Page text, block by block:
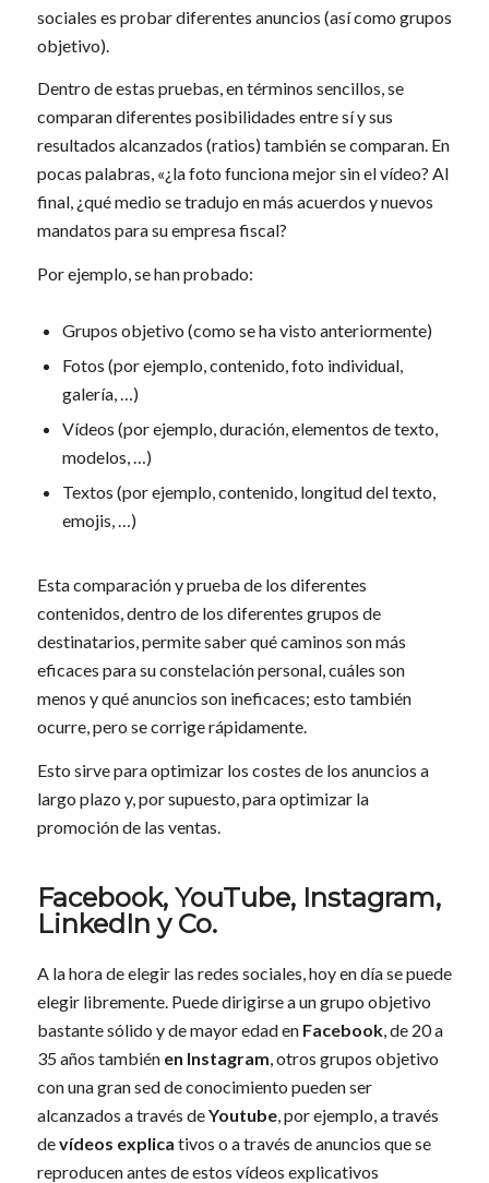
sociales es probar diferentes anuncios (así como grupos
objetivo).
Dentro de estas pruebas, en términos sencillos, se
comparan diferentes posibilidades entre sí y sus
resultados alcanzados (ratios) también se comparan. En
pocas palabras, «¿la foto funciona mejor sin el vídeo? Al
final, ¿qué medio se tradujo en más acuerdos y nuevos
mandatos para su empresa fiscal?
Por ejemplo, se han probado:
Grupos objetivo (como se ha visto anteriormente)
Fotos (por ejemplo, contenido, foto individual,
galería, …)
Vídeos (por ejemplo, duración, elementos de texto,
modelos, …)
Textos (por ejemplo, contenido, longitud del texto,
emojis, …)
Esta comparación y prueba de los diferentes
contenidos, dentro de los diferentes grupos de
destinatarios, permite saber qué caminos son más
eficaces para su constelación personal, cuáles son
menos y qué anuncios son ineficaces; esto también
ocurre, pero se corrige rápidamente.
Esto sirve para optimizar los costes de los anuncios a
largo plazo y, por supuesto, para optimizar la
promoción de las ventas.
Facebook, YouTube, Instagram,
LinkedIn y Co.
A la hora de elegir las redes sociales, hoy en día se puede
elegir libremente. Puede dirigirse a un grupo objetivo
bastante sólido y de mayor edad en Facebook, de 20 a
35 años también en Instagram, otros grupos objetivo
con una gran sed de conocimiento pueden ser
alcanzados a través deYoutube, por ejemplo, a través
devídeos explica tivos o a través de anuncios que se
reproducen antes de estos vídeos explicativos